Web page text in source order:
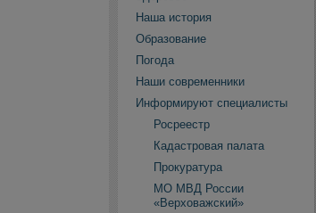
Наша история
Образование
Погода
Наши современники
Информируют специалисты
Росреестр
Кадастровая палата
Прокуратура
МО МВД России
«Верховажский»